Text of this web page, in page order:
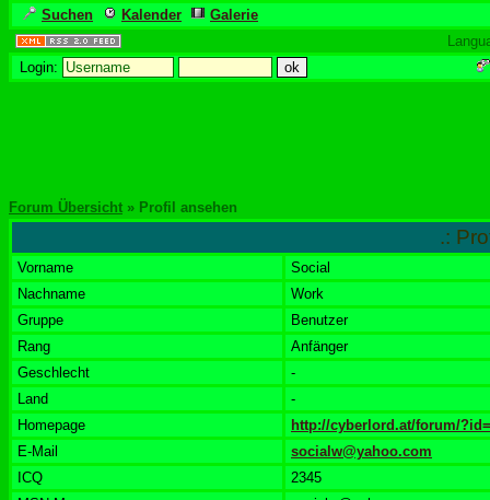
Suchen Kalender
Galerie
Login:
Forum Übersicht » Profil ansehen
.:
Vorname
Social
Nachname
Work
Gruppe
Benutzer
Rang
Anfänger
Geschlecht
-
Land
-
Homepage
http://cyberlord.at/forum/
E-Mail
socialw@yahoo.com
ICQ
2345